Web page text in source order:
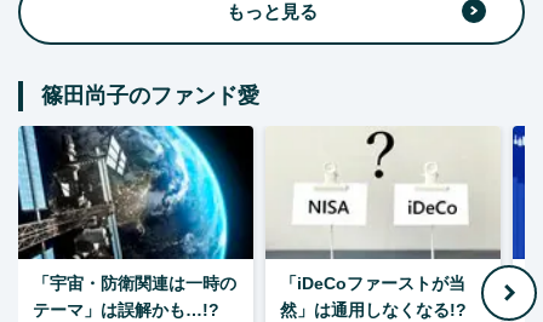
もっと見る
篠田尚子のファンド愛
「宇宙・防衛関連は一時の
テーマ」は誤解かも…!?
「iDeCoファーストが当
然」は通用しなくなる!?